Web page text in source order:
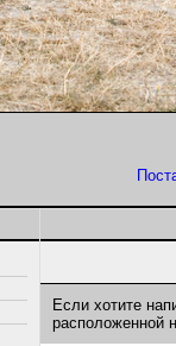
Если хотите
расположенной